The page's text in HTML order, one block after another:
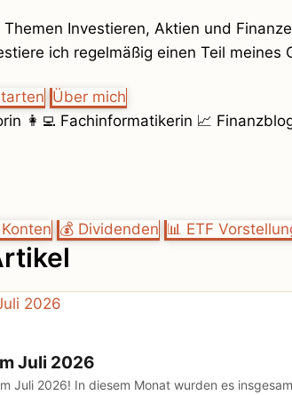
Investieren, Aktien und
ich regelmäßig einen Teil
Über mich
👩‍💻 Fachinformatikerin 📈
💰 Dividenden 📊 ETF
Juli 2026
Juli 2026! In diesem Monat wurden es